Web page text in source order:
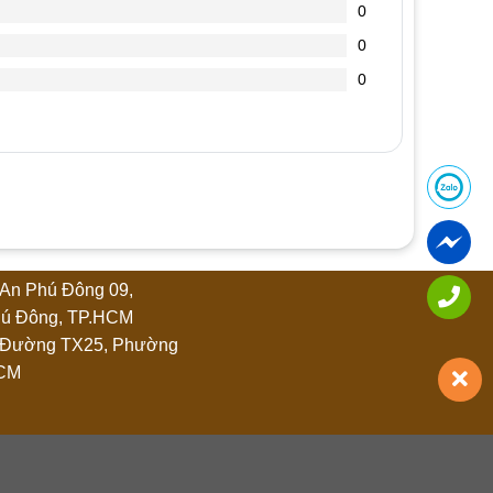
0
0
0
Phú Đông 09,
Đông, TP.HCM
TX25, Phường